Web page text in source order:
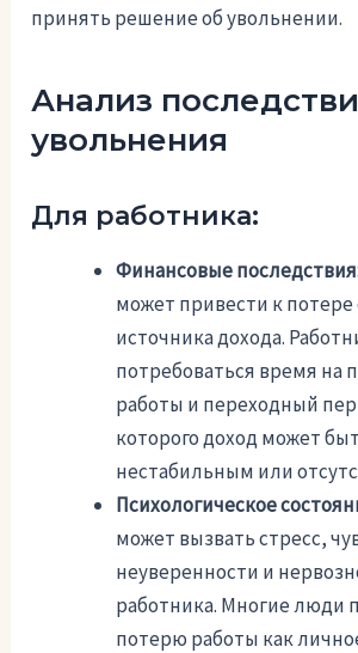
принять решение об увольнении.
Анализ
увольнения
Для работника:
Финансовые
может привести к потере
источника дохода.
потребоваться время на
работы и переходный
которого доход может
нестабильным или
Психологическое
может вызвать стресс,
неуверенности и
работника. Многие люди
потерю работы как